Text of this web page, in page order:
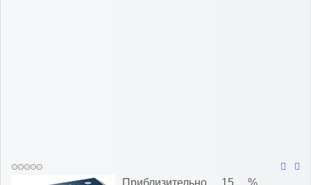
Приблизительно 15 %